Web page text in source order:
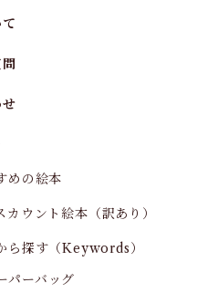
めの絵本
ウント絵本（訳あり）
ら探す（Keywords）
パーバッグ